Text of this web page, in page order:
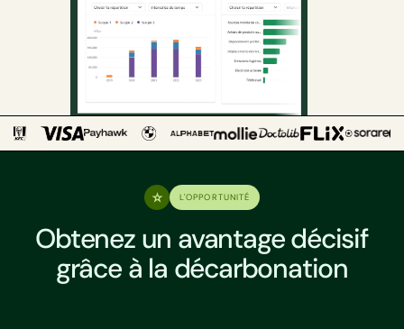
L'OPPORTUNITÉ
Obtenez un avantage décisif
grâce à la décarbonation